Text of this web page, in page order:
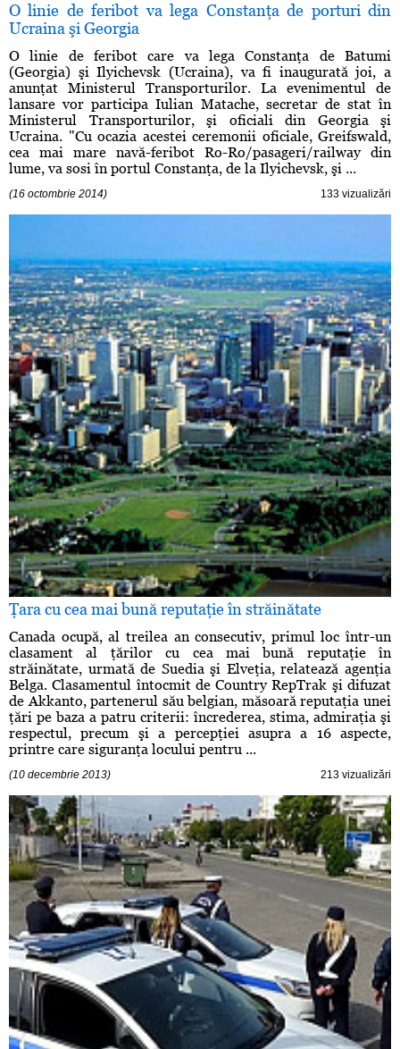
O linie de feribot va lega Constanţa de porturi din
Ucraina şi Georgia
O linie de feribot care va lega Constanţa de Batumi
(Georgia) şi Ilyichevsk (Ucraina), va fi inaugurată joi, a
anunţat Ministerul Transporturilor. La evenimentul de
lansare vor participa Iulian Matache, secretar de stat în
Ministerul Transporturilor, şi oficiali din Georgia şi
Ucraina. "Cu ocazia acestei ceremonii oficiale, Greifswald,
cea mai mare navă-feribot Ro-Ro/pasageri/railway din
lume, va sosi în portul Constanţa, de la Ilyichevsk, şi ...
(16 octombrie 2014) 133 vizualizări
Ţara cu cea mai bună reputaţie în străinătate
Canada ocupă, al treilea an consecutiv, primul loc într-un
clasament al ţărilor cu cea mai bună reputaţie în
străinătate, urmată de Suedia şi Elveţia, relatează agenţia
Belga. Clasamentul întocmit de Country RepTrak şi difuzat
de Akkanto, partenerul său belgian, măsoară reputaţia unei
ţări pe baza a patru criterii: încrederea, stima, admiraţia şi
respectul, precum şi a percepţiei asupra a 16 aspecte,
printre care siguranţa locului pentru ...
(10 decembrie 2013) 213 vizualizări